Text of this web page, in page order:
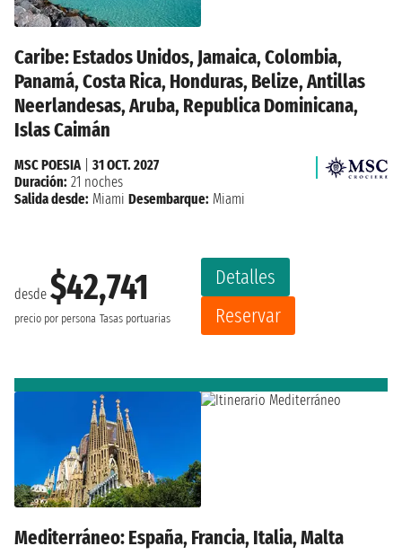
Caribe: Estados Unidos, Jamaica, Colombia,
Panamá, Costa Rica, Honduras, Belize, Antillas
Neerlandesas, Aruba, Republica Dominicana,
Islas Caimán
desde $42,741
precio por persona Tasas portuarias
Detalles
Reservar
MSC POESIA| 31 OCT. 2027
Duración: 21 noches
Salida desde: Miami Desembarque: Miami
Mediterráneo: España, Francia, Italia, Malta